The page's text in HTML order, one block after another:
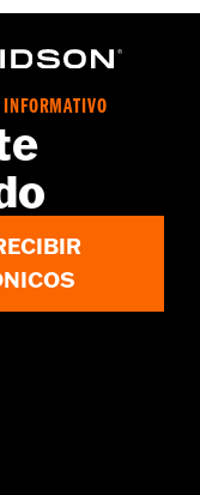
FLTRXSTSE
) y a los
originales o